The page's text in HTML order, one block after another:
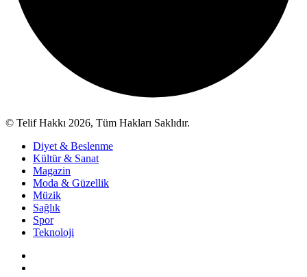
© Telif Hakkı 2026, Tüm Hakları Saklıdır.
Diyet & Beslenme
Kültür & Sanat
Magazin
Moda & Güzellik
Müzik
Sağlık
Spor
Teknoloji